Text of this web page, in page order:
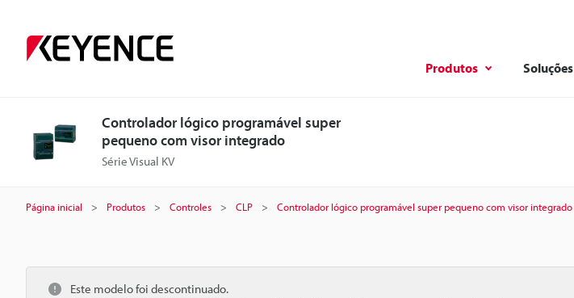
Produtos Soluções
Controlador lógico programável super
pequeno com visor integrado
Série Visual KV
Página inicial Produtos Controles CLP Controlador lógico programável super pequeno com visor integrado
Este modelo foi descontinuado.